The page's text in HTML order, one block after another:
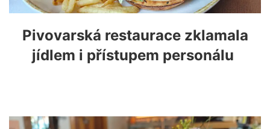
Pivovarská restaurace zklamala
jídlem i přístupem personálu